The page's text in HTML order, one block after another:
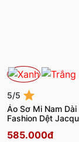
5/5
Áo Sơ Mi Nam Dài
Fashion Dệt
585.000đ